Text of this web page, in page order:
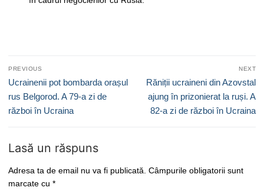
Navigare
în
articole
PREVIOUS
Previous
post:
Ucrainenii pot bombarda orașul
rus Belgorod. A 79-a zi de
război în Ucraina
NEXT
Next
post:
Răniții ucraineni din Azovstal
ajung în prizonierat la ruși. A
82-a zi de război în Ucraina
Lasă un răspuns
Adresa ta de email nu va fi publicată. Câmpurile obligatorii sunt
marcate cu *